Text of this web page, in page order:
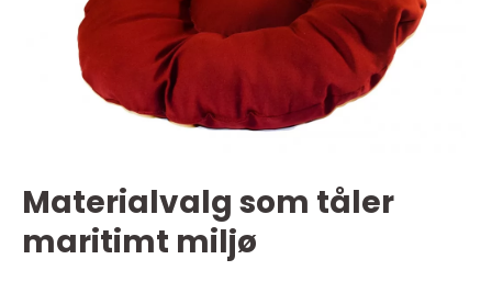
Materialvalg som tåler
maritimt miljø